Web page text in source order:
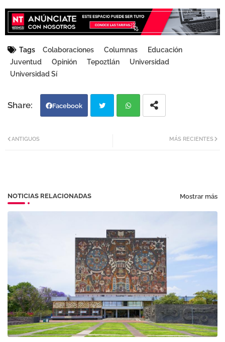
Tags Colaboraciones Columnas
Educación
Juventud
Opinión Tepoztlán
Universidad
Universidad Sí
Facebook
MÁS RECIENTES
ANTIGUOS
NOTICIAS RELACIONADAS Mostrar más